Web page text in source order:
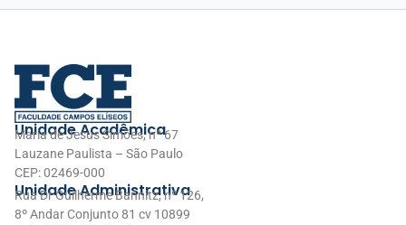
Unidade Acadêmica
Maria de Jesus Simões, nº 67
Lauzane Paulista – São Paulo
CEP: 02469-000
Unidade Administrativa
Rua Dr Guilherme Bannitz, nº 126,
8º Andar Conjunto 81 cv 10899